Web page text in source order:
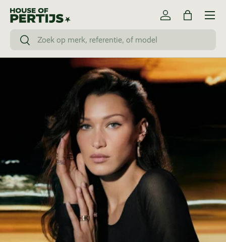
Ga naar inhoud
Zoeken
Zoeken
Inloggen
Tas
Menu